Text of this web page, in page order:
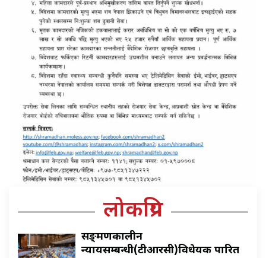
लोकप्रिय
सङ्क्रमणकालीन
न्यायसम्बन्धी(टीआरसी)विधेयक पारित